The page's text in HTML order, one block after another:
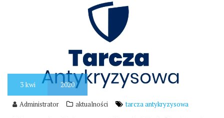
3 kwi 2020
Administrator aktualności tarcza antykryzysowa